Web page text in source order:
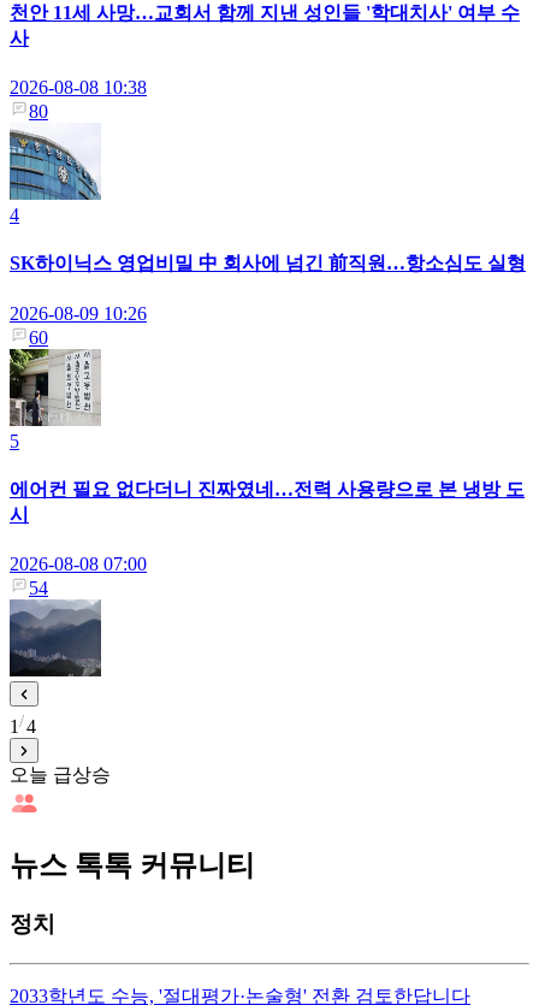
천안 11세 사망…교회서 함께 지낸 성인들 '학대치사' 여부 수
사
2026-08-08 10:38
80
4
SK하이닉스 영업비밀 中 회사에 넘긴 前직원…항소심도 실형
2026-08-09 10:26
60
5
에어컨 필요 없다더니 진짜였네…전력 사용량으로 본 냉방 도
시
2026-08-08 07:00
54
1 4
오늘 급상승
뉴스 톡톡 커뮤니티
정치
2033학년도 수능, '절대평가·논술형' 전환 검토한답니다